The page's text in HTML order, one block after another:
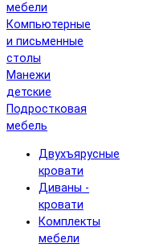
мебели
Компьютерные
и письменные
столы
Манежи
детские
Подростковая
мебель
Двухъярусные
кровати
Диваны -
кровати
Комплекты
мебели